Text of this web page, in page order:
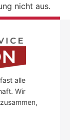
nicht aus.
alle
Wir